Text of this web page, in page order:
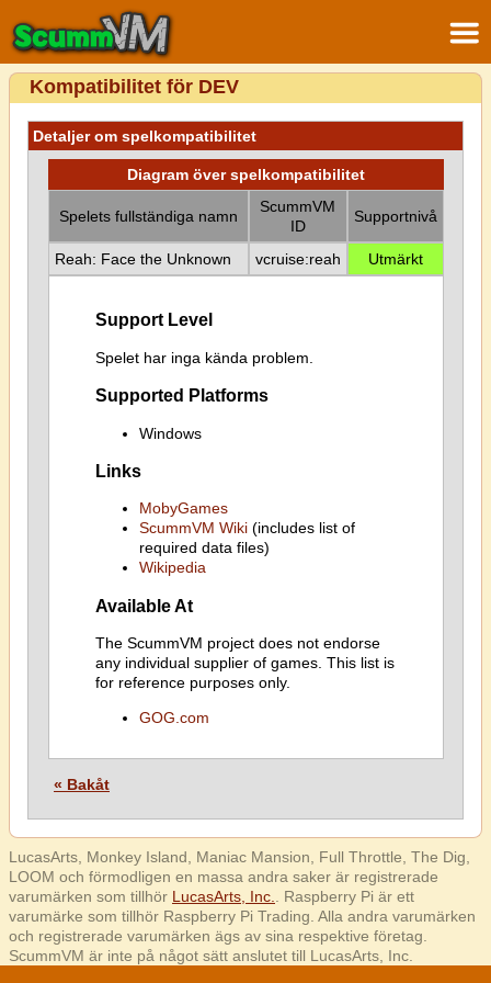
Kompatibilitet för DEV
Detaljer om spelkompatibilitet
Diagram över spelkompatibilitet
Spelets fullständiga namn
ScummVM
ID
Supportnivå
Reah: Face the Unknown vcruise:reah Utmärkt
Support Level
Spelet har inga kända problem.
Supported Platforms
Windows
Links
MobyGames
ScummVM Wiki(includes list of
required data files)
Wikipedia
Available At
The ScummVM project does not endorse
any individual supplier of games. This list is
for reference purposes only.
GOG.com
« Bakåt
LucasArts, Monkey Island, Maniac Mansion, Full Throttle, The Dig,
LOOM och förmodligen en massa andra saker är registrerade
varumärken som tillhör LucasArts, Inc.
. Raspberry Pi är ett
varumärke som tillhör Raspberry Pi Trading. Alla andra varumärken
och registrerade varumärken ägs av sina respektive företag.
ScummVM är inte på något sätt anslutet till LucasArts, Inc.